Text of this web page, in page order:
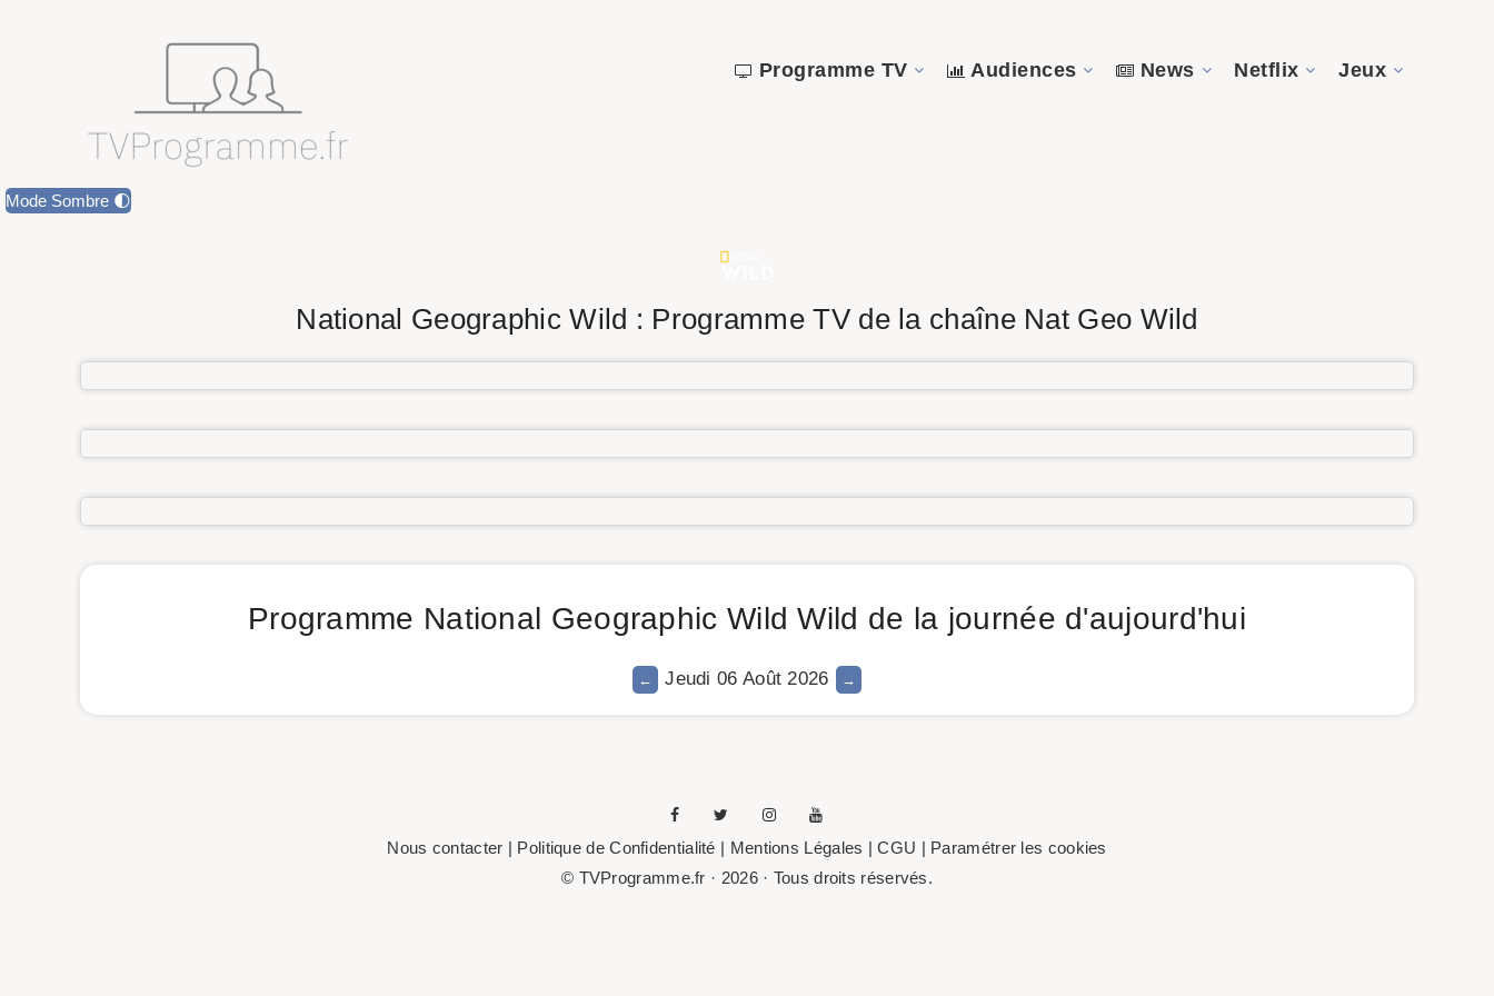
Programme TV Audiences News Netflix Jeux
Mode Sombre 🌓
National Geographic Wild : Programme TV de la chaîne Nat Geo Wild
Programme National Geographic Wild Wild de la journée d'aujourd'hui
Jeudi 06 Août 2026
Nous contacter | Politique de Confidentialité | Mentions Légales | CGU | Paramétrer les cookies
© TVProgramme.fr · 2026 · Tous droits réservés.